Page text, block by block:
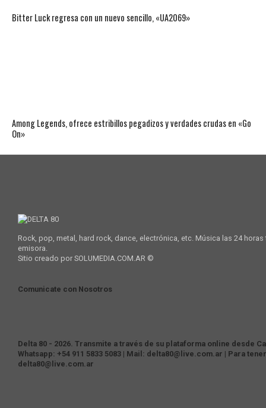
Bitter Luck regresa con un nuevo sencillo, «UA2069»
Among Legends, ofrece estribillos pegadizos y verdades crudas en «Go
On»
Rock, pop, metal, hard rock, dance, electrónica, etc. Música las 24
emisora.
Sitio creado por SOLUMEDIA.COM.AR ©
Comunicate con Nosotros
Delta 80 - 2026. Transmite a través de su plataforma online desde
Whatsapp: +54 911 5833 5083 | Mail: delta80@live.com.ar | Para
delta80@live.com.ar